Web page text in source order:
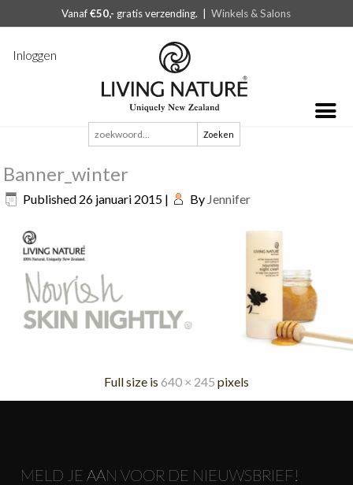
Vanaf€50,- gratis verzending. |Winkels & Salons
Inloggen
Zoeken
naar:
Banner_winter
Published 26 januari 2015 | By Jennifer
Full size is 640 × 245 pixels
MELD JE AAN VOOR DE NIEUWSBRIEF!